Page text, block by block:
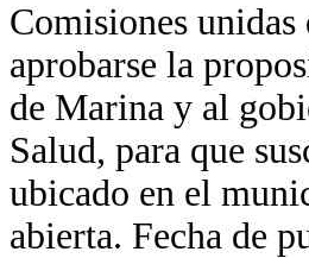
Comisiones
aprobarse la
de Marina y al
Salud, para que
ubicado en el
abierta. Fecha de